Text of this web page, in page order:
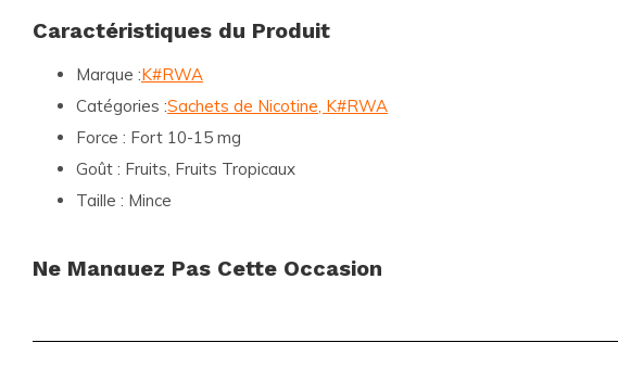
Caractéristiques du Produit
Marque :K#RWA
Catégories :Sachets de Nicotine, K#RWA
Force : Fort 10-15 mg
Goût : Fruits, Fruits Tropicaux
Taille : Mince
Ne Manquez Pas Cette Occasion
Snussie.com pour leurs besoins en produits de nicotine. Ne laissez pas passer